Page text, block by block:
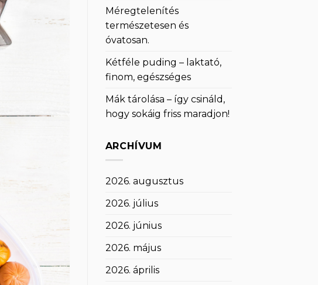
Méregtelenítés
természetesen és
óvatosan.
Kétféle puding – laktató,
finom, egészséges
Mák tárolása – így csináld,
hogy sokáig friss maradjon!
ARCHÍVUM
2026. augusztus
2026. július
2026. június
2026. május
2026. április